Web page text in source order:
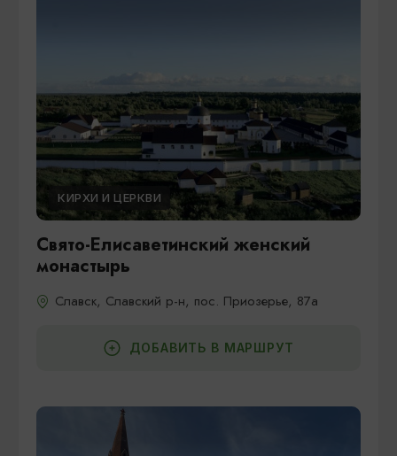
КИРХИ И ЦЕРКВИ
Свято-Елисаветинский женский
монастырь
Славск, Славский р-н, пос. Приозерье, 87а
ДОБАВИТЬ В МАРШРУТ